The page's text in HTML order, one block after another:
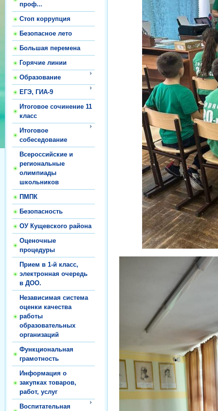
проф...
Стоп коррупция
Безопасное лето
Большая перемена
Горячие линии
Образование
ЕГЭ, ГИА-9
Итоговое сочинение 11
класс
Итоговое
собеседование
Всероссийские и
региональные
олимпиады
школьников
ПМПК
Безопасность
ОУ Кущевского района
Оценочные
процедуры
Прием в 1-й класс,
электронная очередь
в ДОО.
Независимая система
оценки качества
работы
образовательных
организаций
Функциональная
грамотность
Информация о
закупках товаров,
работ, услуг
Воспитательная